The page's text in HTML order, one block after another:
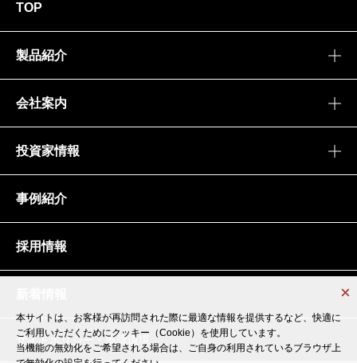
本サイトは、お客様が再訪問された際に最適な情報を提供するなど、快適に
ご利用いただくためにクッキー（Cookie）を使用しています。
当機能の無効化をご希望される場合は、ご自身の利用されているブラウザ上
本サイトは、お客様が再訪問された際に最適な情報を提供するなど、快適に
ご利用いただくためにクッキー（Cookie）を使用しています。
当機能の無効化をご希望される場合は、ご自身の利用されているブラウザ上
TOP
製品紹介
会社案内
投資家情報
事例紹介
採用情報
サイトポリシー・推奨環境